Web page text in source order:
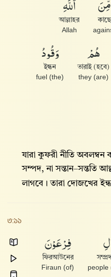
مِّنَ
কাছে
ٱللَّهِ
আল্লাহর
Allah
هُمْ
তারাই (হবে)
they (are)
وَقُودُ
ইন্ধন
(the) fuel
যারা কুফরী নীতি অবলম্বন
সম্পদ, না সন্তান–সন্ততি
লাগবে। তারা দোজখের
৩:১১
فِرْعَوْنَ
ফিরআউনের
(of) Firaun